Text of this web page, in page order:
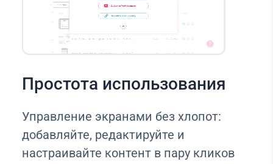
Простота использования
Управление экранами без хлопот:
добавляйте, редактируйте и
настраивайте контент в пару кликов